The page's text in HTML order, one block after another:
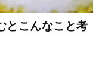
とこんなこと考